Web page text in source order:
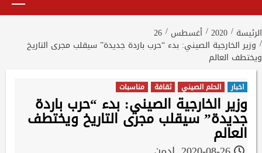
الرئيسة 2020 أغسطس 26
وزير الخارجية الصيني: بدء “حرب باردة جديدة” سيقلب مجرى التاريخ
ويختطف العالم
اخبار الحلم الصيني ثقافة مناسبات
وزير الخارجية الصيني: بدء “حرب باردة
جديدة” سيقلب مجرى التاريخ ويختطف
العالم